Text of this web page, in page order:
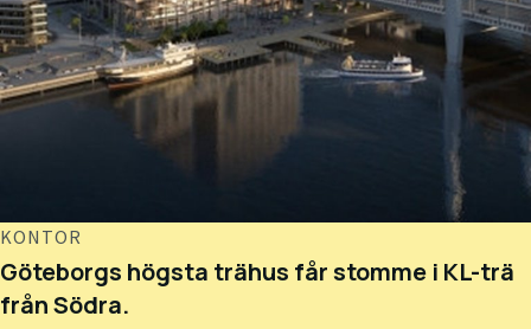
KONTOR
Göteborgs högsta trähus får stomme i KL-trä
från Södra.